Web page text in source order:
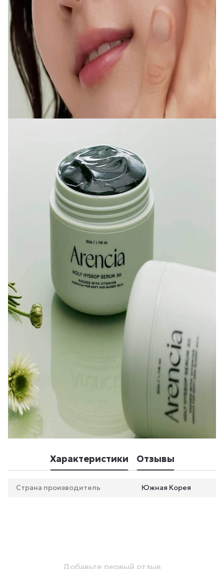
Характеристики Отзывы
Страна производитель Южная Корея
Добавьте первый отзыв